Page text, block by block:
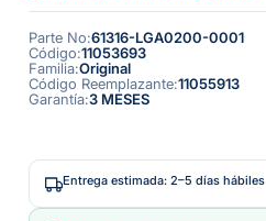
Parte No:61316-LGA0200-0001
Código:11053693
Familia:Original
Código Reemplazante:11055913
Garantía:3 MESES
Entrega estimada: 2–5 días hábiles